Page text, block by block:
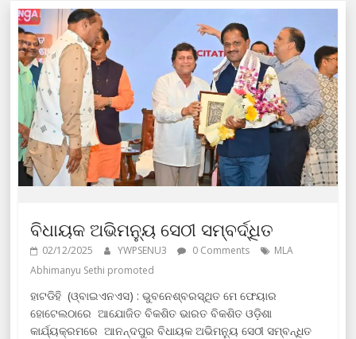
ବିଧାୟକ ଅଭିମନ୍ୟୁ ସେଠୀ ସମ୍ବର୍ଦ୍ଧିତ
02/12/2025 YWPSENU3 0 Comments
MLA
Abhimanyu Sethi promoted
ହାଟଡିହି (ଓ୍ବାଇଏନଏସ) : ଭୁବନେଶ୍ବରସ୍ଥିତ ମେ ଫେୟାର
ହୋଟେଲଠାରେ ଆଯୋଜିତ ବିକଶିତ ଭାରତ ବିକଶିତ ଓଡ଼ିଶା
କାର୍ଯ୍ୟକ୍ରମରେ ଆନନ୍ଦପୁର ବିଧାୟକ ଅଭିମନ୍ୟୁ ସେଠୀ ସମ୍ବନ୍ଧିତ